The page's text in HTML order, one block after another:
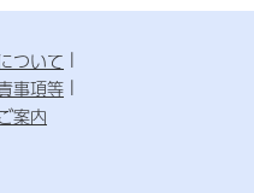
ついて
事項等
案内